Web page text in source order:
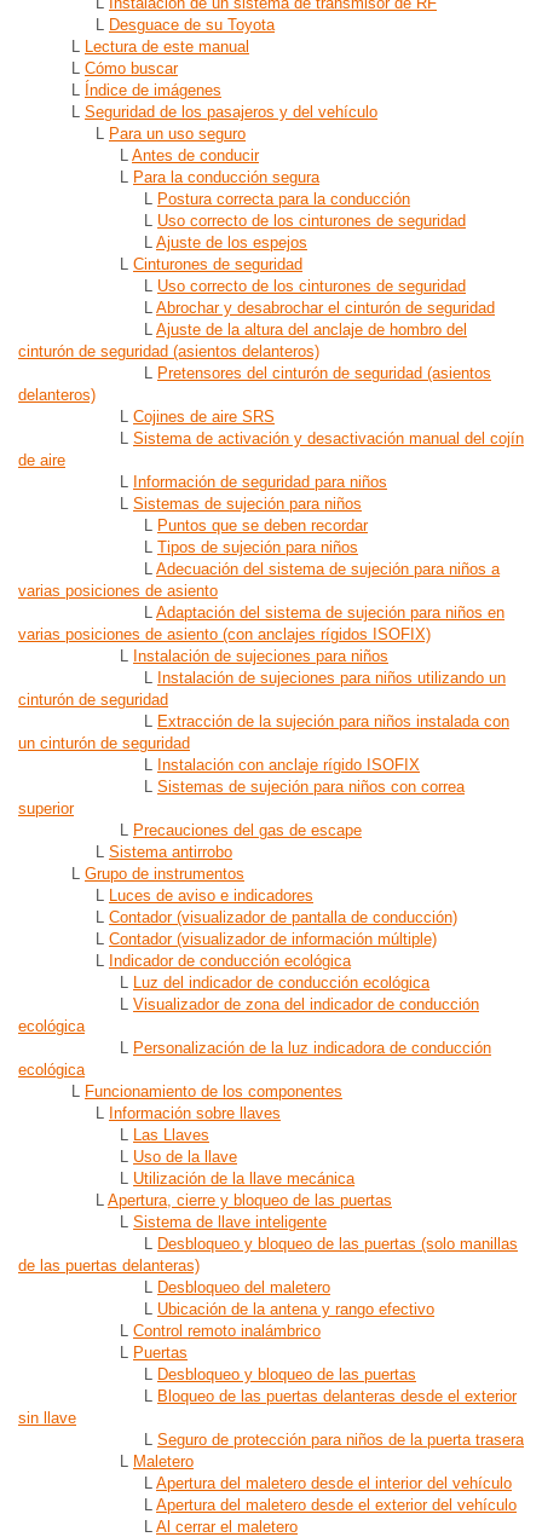
L Desguace de su Toyota
L Lectura de este manual
L Cómo buscar
L Índice de imágenes
L Seguridad de los pasajeros y del vehículo
L Para un uso seguro
L Antes de conducir
L Para la conducción segura
L Postura correcta para la conducción
L Uso correcto de los cinturones de seguridad
L Ajuste de los espejos
L Cinturones de seguridad
L Uso correcto de los cinturones de seguridad
L Abrochar y desabrochar el cinturón de seguridad
L Ajuste de la altura del anclaje de hombro del
cinturón de seguridad (asientos delanteros)
L Pretensores del cinturón de seguridad (asientos
delanteros)
L Cojines de aire SRS
L Sistema de activación y desactivación manual del cojín
de aire
L Información de seguridad para niños
L Sistemas de sujeción para niños
L Puntos que se deben recordar
L Tipos de sujeción para niños
L Adecuación del sistema de sujeción para niños a
varias posiciones de asiento
L Adaptación del sistema de sujeción para niños en
varias posiciones de asiento (con anclajes rígidos ISOFIX)
L Instalación de sujeciones para niños
L Instalación de sujeciones para niños utilizando un
cinturón de seguridad
L Extracción de la sujeción para niños instalada con
un cinturón de seguridad
L Instalación con anclaje rígido ISOFIX
L Sistemas de sujeción para niños con correa
superior
L Precauciones del gas de escape
L Sistema antirrobo
L Grupo de instrumentos
L Luces de aviso e indicadores
L Contador (visualizador de pantalla de conducción)
L Contador (visualizador de información múltiple)
L Indicador de conducción ecológica
L Luz del indicador de conducción ecológica
L Visualizador de zona del indicador de conducción
ecológica
L Personalización de la luz indicadora de conducción
ecológica
L Funcionamiento de los componentes
L Información sobre llaves
L Las Llaves
L Uso de la llave
L Utilización de la llave mecánica
L Apertura, cierre y bloqueo de las puertas
L Sistema de llave inteligente
L Desbloqueo y bloqueo de las puertas (solo manillas
de las puertas delanteras)
L Desbloqueo del maletero
L Ubicación de la antena y rango efectivo
L Control remoto inalámbrico
L Puertas
L Desbloqueo y bloqueo de las puertas
L Bloqueo de las puertas delanteras desde el exterior
sin llave
L Seguro de protección para niños de la puerta trasera
L Maletero
L Apertura del maletero desde el interior del vehículo
L Apertura del maletero desde el exterior del vehículo
L Al cerrar el maletero